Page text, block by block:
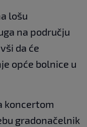
lošu
na području
da će
opće bolnice u
koncertom
gradonačelnik